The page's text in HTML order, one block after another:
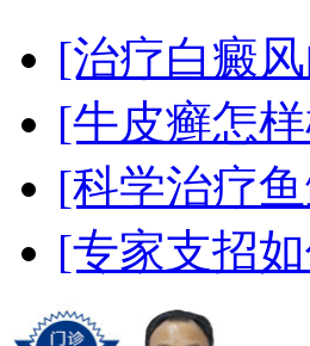
[治疗白癜
[牛皮癣怎
[科学治疗
[专家支招